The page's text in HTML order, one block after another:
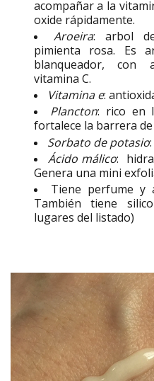
acompañar a la
oxide rápidamente.
Aroeira: arbol
pimienta rosa. Es
blanqueador, con
vitamina C.
Vitamina e:
Plancton: rico en
fortalece la barrera de
Sorbato de potasio
Ácido málico:
Genera una mini
Tiene perfume y
También tiene
lugares del listado)